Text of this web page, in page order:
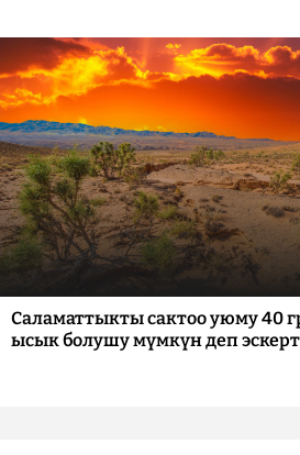
Саламаттыкты сактоо уюму 40
ысык болушу мүмкүн деп